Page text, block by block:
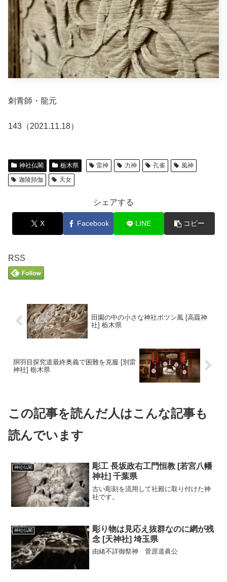
刺青師・龍元
143（2021.11.18）
神社仏閣 栃木県 雷神 力神 孔雀
風神
迦陵頻伽
天女
シェアする
X Facebook LINE コピー
RSS
田園の中の小さな神社ポツン風 [高龗神
社] 栃木県
胴羽目探究道最終奥義で困難を克服 [別雷
神社] 栃木県
この記事を読んだ人はこんな記事も
読んでいます
神社仏閣
彫工 長坂政右工門恒教 [若宮八幡
神社] 千葉県
古い彫刻を流用して社殿に取り付けた神
社です。
神社仏閣
彫り物は見応え抜群なのに網が残
念 [天神社] 埼玉県
由緒不詳御祭神 菅原道眞公